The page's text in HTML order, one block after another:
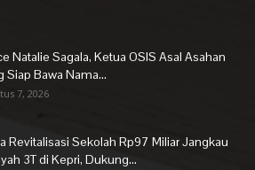
Natalie Sagala, Ketua OSIS Asal Asahan
Siap Bawa Nama...
7, 2026
Revitalisasi Sekolah Rp97 Miliar Jangkau
3T di Kepri, Dukung...